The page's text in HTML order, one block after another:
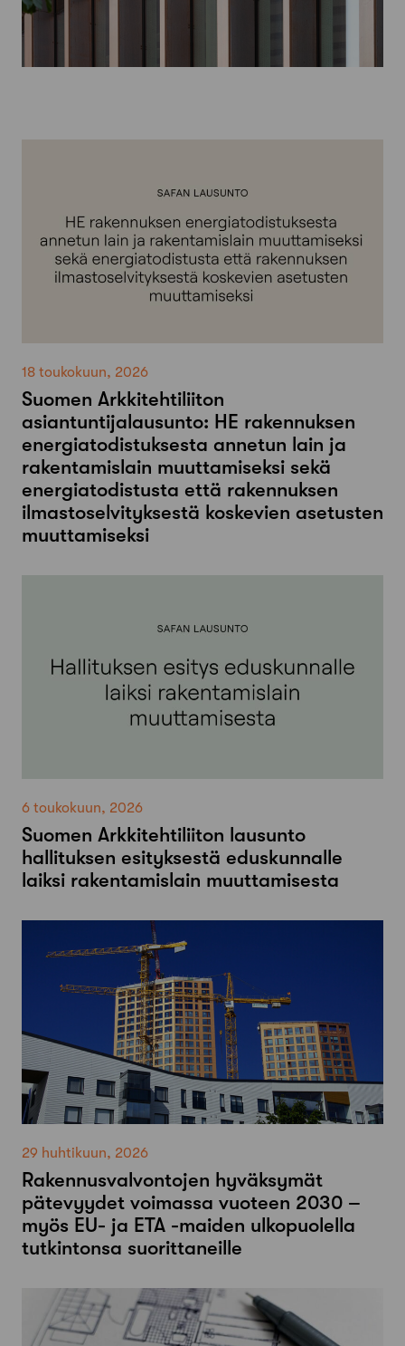
18 toukokuun, 2026
Suomen Arkkitehtiliiton
asiantuntijalausunto: HE rakennuksen
energiatodistuksesta annetun lain ja
rakentamislain muuttamiseksi sekä
energiatodistusta että rakennuksen
ilmastoselvityksestä koskevien asetusten
muuttamiseksi
6 toukokuun, 2026
Suomen Arkkitehtiliiton lausunto
hallituksen esityksestä eduskunnalle
laiksi rakentamislain muuttamisesta
29 huhtikuun, 2026
Rakennusvalvontojen hyväksymät
pätevyydet voimassa vuoteen 2030 –
myös EU- ja ETA -maiden ulkopuolella
tutkintonsa suorittaneille